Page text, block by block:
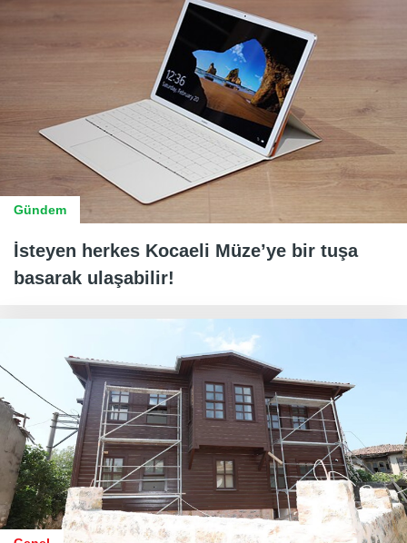
Gündem
İsteyen herkes Kocaeli Müze’ye bir tuşa
basarak ulaşabilir!